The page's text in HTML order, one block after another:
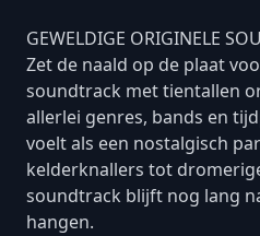
GEWELDIGE ORIGINELE
Zet de naald op de plaat
soundtrack met tientallen
allerlei genres, bands en
voelt als een nostalgisch
kelderknallers tot
soundtrack blijft nog lang
hangen.